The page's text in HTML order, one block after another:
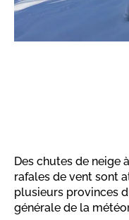
Des chutes de neige
rafales de vent sont
plusieurs provinces
générale de la